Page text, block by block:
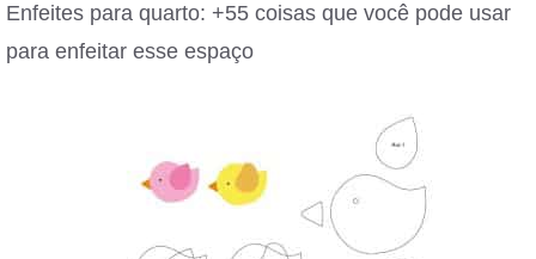
Enfeites para quarto: +55 coisas que você pode usar
para enfeitar esse espaço